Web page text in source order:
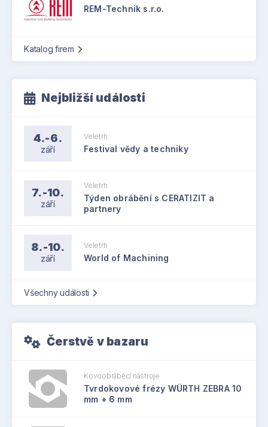
REM-Technik s.r.o.
Katalog firem
Nejbližší události
4.-6.
září
Veletrh
Festival vědy a techniky
7.-10.
září
Veletrh
Týden obrábění s CERATIZIT a
partnery
8.-10.
září
Veletrh
World of Machining
Všechny události
Čerstvě v bazaru
Kovoobráběcí nástroje
Tvrdokovové frézy WÜRTH ZEBRA 10
mm + 6 mm